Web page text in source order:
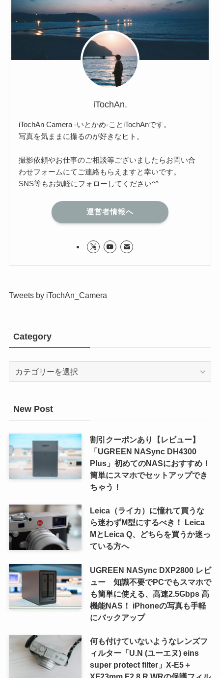
iTochAn.
iTochAn Camera -いとかめ-ことiTochAnです。
写真を気ままに撮るのが好きなヒト。
撮影依頼やお仕事のご相談等ございましたらお問い合
わせフォームにてご連絡もらえますと幸いです。
SNS等もお気軽にフォローしてください^^
運営者情報へ
Tweets by iTochAn_Camera
Category
Category
New Post
割引クーポンあり【レビュー】
「UGREEN NASync DH4300
Plus」初めてのNASにおすすめ！
簡単にスマホでセットアップでき
ちゃう！
Leica（ライカ）に憧れて買うな
ら迷わずM型にするべき！ Leica
MとLeica Q、どちらを買うか迷っ
ている方へ
UGREEN NASync DXP2800 レビ
ュー 知識不要でPCでもスマホで
も簡単に使える、高速2.5Gbps 高
機能NAS！ iPhoneの写真も手軽
にバックアップ
何も付けていないようなレンズフ
ィルター「U.N (ユーエヌ) eins
super protect filter」X-E5＋